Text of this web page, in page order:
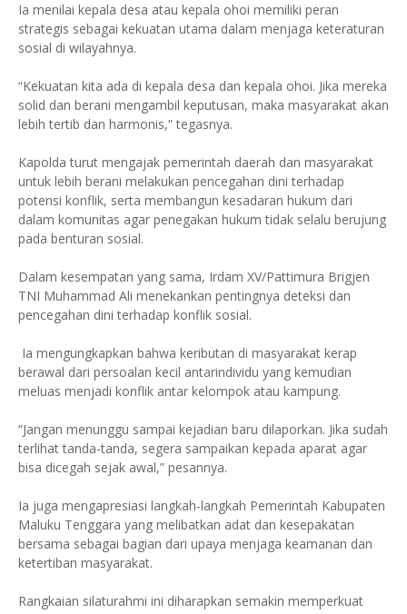
Ia menilai kepala desa atau kepala ohoi memiliki peran
strategis sebagai kekuatan utama dalam menjaga keteraturan
sosial di wilayahnya.
“Kekuatan kita ada di kepala desa dan kepala ohoi. Jika mereka
solid dan berani mengambil keputusan, maka masyarakat akan
lebih tertib dan harmonis,” tegasnya.
Kapolda turut mengajak pemerintah daerah dan masyarakat
untuk lebih berani melakukan pencegahan dini terhadap
potensi konflik, serta membangun kesadaran hukum dari
dalam komunitas agar penegakan hukum tidak selalu berujung
pada benturan sosial.
Dalam kesempatan yang sama, Irdam XV/Pattimura Brigjen
TNI Muhammad Ali menekankan pentingnya deteksi dan
pencegahan dini terhadap konflik sosial.
Ia mengungkapkan bahwa keributan di masyarakat kerap
berawal dari persoalan kecil antarindividu yang kemudian
meluas menjadi konflik antar kelompok atau kampung.
“Jangan menunggu sampai kejadian baru dilaporkan. Jika sudah
terlihat tanda-tanda, segera sampaikan kepada aparat agar
bisa dicegah sejak awal,” pesannya.
Ia juga mengapresiasi langkah-langkah Pemerintah Kabupaten
Maluku Tenggara yang melibatkan adat dan kesepakatan
bersama sebagai bagian dari upaya menjaga keamanan dan
ketertiban masyarakat.
Rangkaian silaturahmi ini diharapkan semakin memperkuat